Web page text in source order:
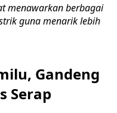
menawarkan berbagai
guna menarik lebih
Gandeng
Serap